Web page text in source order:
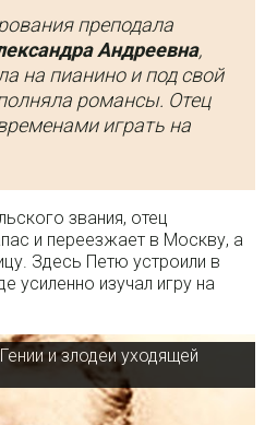
преподала
Андреевна,
на пианино и под свой
романсы. Отец
играть на
звания, отец
и переезжает в Москву, а
Здесь Петю устроили в
усиленно изучал игру на
и злодеи уходящей